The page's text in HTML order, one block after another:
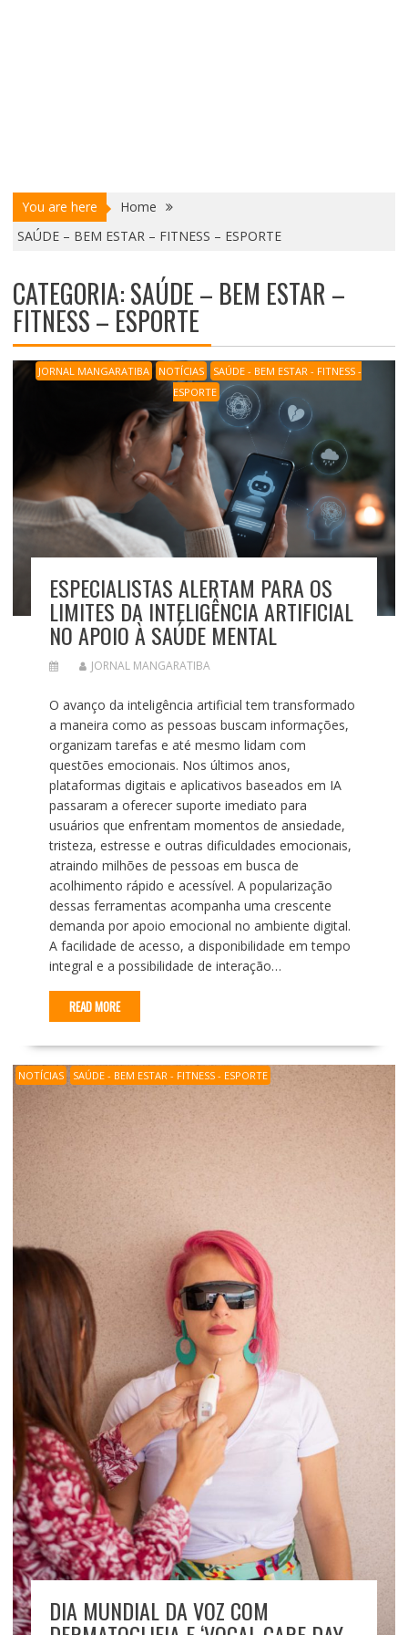
You are here
Home
SAÚDE – BEM ESTAR – FITNESS – ESPORTE
CATEGORIA:SAÚDE – BEM ESTAR –
FITNESS – ESPORTE
JORNAL MANGARATIBA NOTÍCIAS
SAÚDE - BEM ESTAR - FITNESS -
ESPORTE
ESPECIALISTAS ALERTAM PARA OS
LIMITES DA INTELIGÊNCIA ARTIFICIAL
NO APOIO À SAÚDE MENTAL
JORNAL MANGARATIBA
O avanço da inteligência artificial tem transformado
a maneira como as pessoas buscam informações,
organizam tarefas e até mesmo lidam com
questões emocionais. Nos últimos anos,
plataformas digitais e aplicativos baseados em IA
passaram a oferecer suporte imediato para
usuários que enfrentam momentos de ansiedade,
tristeza, estresse e outras dificuldades emocionais,
atraindo milhões de pessoas em busca de
acolhimento rápido e acessível. A popularização
dessas ferramentas acompanha uma crescente
demanda por apoio emocional no ambiente digital.
A facilidade de acesso, a disponibilidade em tempo
integral e a possibilidade de interação…
READ MORE
NOTÍCIAS SAÚDE - BEM ESTAR - FITNESS - ESPORTE
DIA MUNDIAL DA VOZ COM